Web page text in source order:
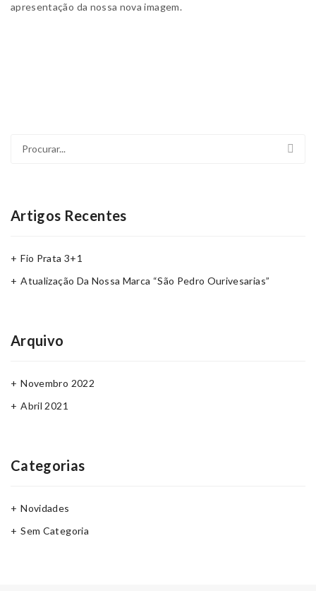
apresentação da nossa nova imagem.
Artigos Recentes
Fio Prata 3+1
Atualização Da Nossa Marca “São Pedro Ourivesarias”
Arquivo
Novembro 2022
Abril 2021
Categorias
Novidades
Sem Categoria